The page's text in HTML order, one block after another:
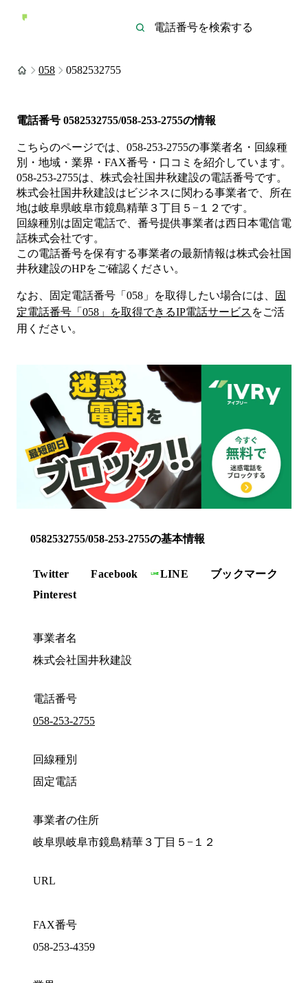
058 0582532755
電話番号 0582532755/058-253-2755の情報
こちらのページでは、 058-253-2755の事業者名・回線種
別・地域・業界・FAX番号・口コミを紹介しています。
058-253-2755は、 株式会社国井秋建設の電話番号です。
株式会社国井秋建設は ビジネスに関わる事業者で、所在
地は岐阜県岐阜市鏡島精華３丁目５−１２ です。
回線種別は固定電話で、番号提供事業者は西日本電信電
話株式会社です。
この電話番号を保有する事業者の最新情報は株式会社国
井秋建設のHPをご確認ください。
なお、固定電話番号「 058 」を取得したい場合には、
固
定電話番号「 058 」を取得できるIP電話サービス をご活
用ください。
0582532755/058-253-2755の基本情報
Twitter Facebook LINE
ブックマーク
Pinterest
事業者名
株式会社国井秋建設
電話番号
058-253-2755
回線種別
固定電話
事業者の住所
岐阜県岐阜市鏡島精華３丁目５−１２
URL
FAX番号
058-253-4359